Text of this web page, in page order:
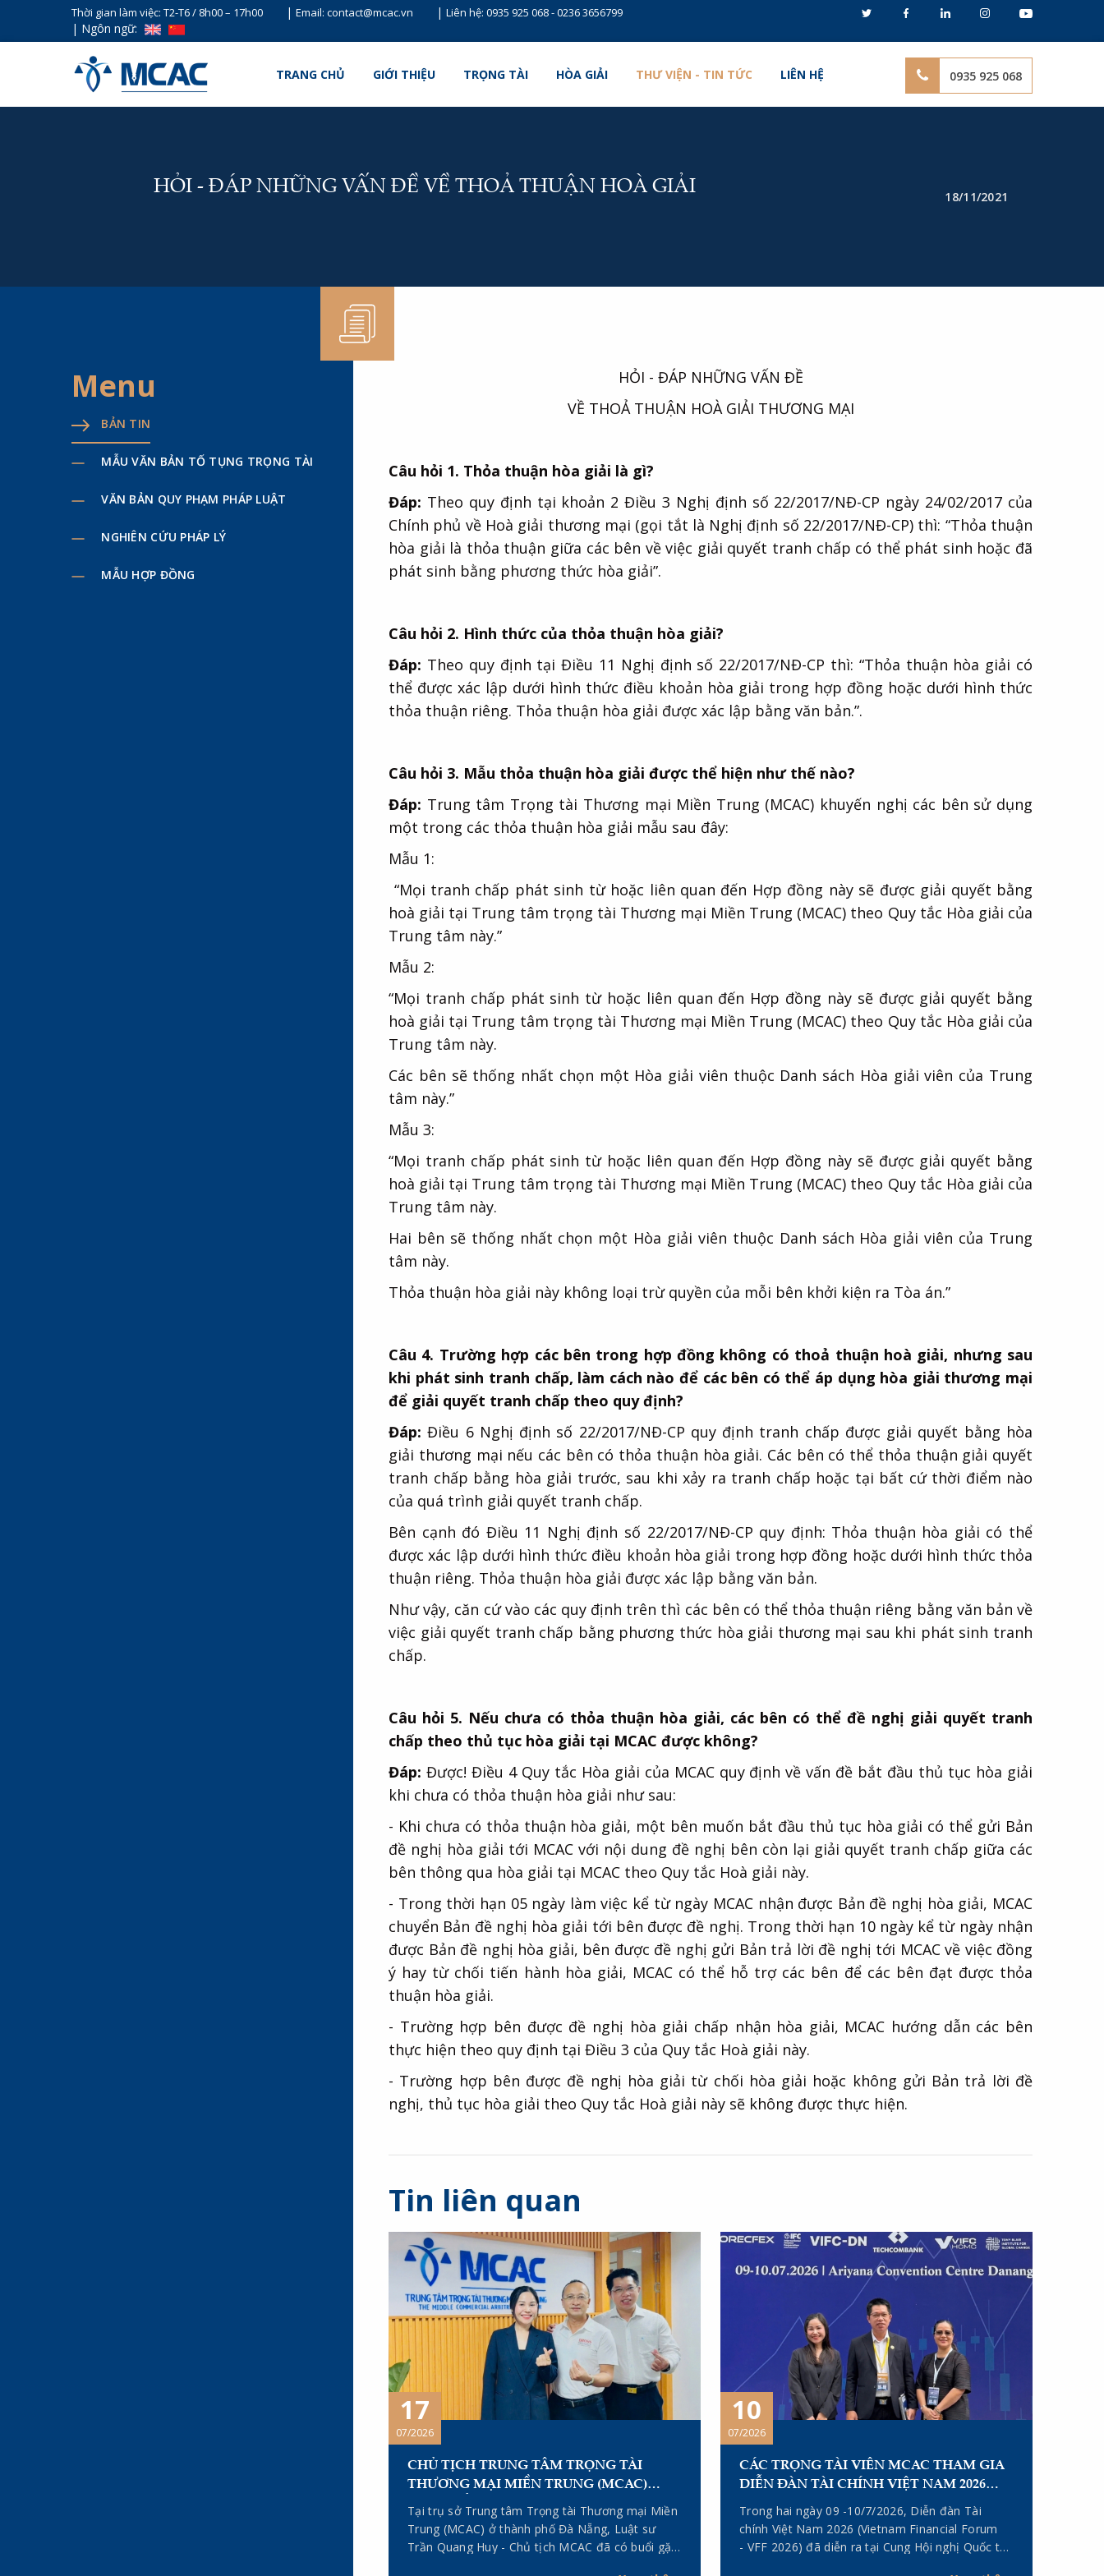
Thời gian làm việc: T2-T6 / 8h00 – 17h00 | Email: contact@mcac.vn | Liên hệ: 0935 925 068-0236 3656799
| Ngôn ngữ:
TRANG CHỦ GIỚI THIỆU TRỌNG TÀI HÒA GIẢI THƯ VIỆN - TIN TỨC LIÊN HỆ 0935 925 068
HỎI - ĐÁP NHỮNG VẤN ĐỀ VỀ THOẢ THUẬN HOÀ GIẢI 18/11/2021
Menu
BẢN TIN
MẪU VĂN BẢN TỐ TỤNG TRỌNG TÀI
VĂN BẢN QUY PHẠM PHÁP LUẬT
NGHIÊN CỨU PHÁP LÝ
MẪU HỢP ĐỒNG
HỎI - ĐÁP NHỮNG VẤN ĐỀ
VỀ THOẢ THUẬN HOÀ GIẢI THƯƠNG MẠI
Câu hỏi 1. Thỏa thuận hòa giải là gì?
Đáp: Theo quy định tại khoản 2 Điều 3 Nghị định số 22/2017/NĐ-CP ngày 24/02/2017 của
Chính phủ về Hoà giải thương mại (gọi tắt là Nghị định số 22/2017/NĐ-CP) thì: “Thỏa thuận
hòa giải là thỏa thuận giữa các bên về việc giải quyết tranh chấp có thể phát sinh hoặc đã
phát sinh bằng phương thức hòa giải”.
Câu hỏi 2. Hình thức của thỏa thuận hòa giải?
Đáp: Theo quy định tại Điều 11 Nghị định số 22/2017/NĐ-CP thì: “Thỏa thuận hòa giải có
thể được xác lập dưới hình thức điều khoản hòa giải trong hợp đồng hoặc dưới hình thức
thỏa thuận riêng. Thỏa thuận hòa giải được xác lập bằng văn bản.”.
Câu hỏi 3. Mẫu thỏa thuận hòa giải được thể hiện như thế nào?
Đáp: Trung tâm Trọng tài Thương mại Miền Trung (MCAC) khuyến nghị các bên sử dụng
một trong các thỏa thuận hòa giải mẫu sau đây:
Mẫu 1:
“Mọi tranh chấp phát sinh từ hoặc liên quan đến Hợp đồng này sẽ được giải quyết bằng
hoà giải tại Trung tâm trọng tài Thương mại Miền Trung (MCAC) theo Quy tắc Hòa giải của
Trung tâm này.”
Mẫu 2:
“Mọi tranh chấp phát sinh từ hoặc liên quan đến Hợp đồng này sẽ được giải quyết bằng
hoà giải tại Trung tâm trọng tài Thương mại Miền Trung (MCAC) theo Quy tắc Hòa giải của
Trung tâm này.
Các bên sẽ thống nhất chọn một Hòa giải viên thuộc Danh sách Hòa giải viên của Trung
tâm này.”
Mẫu 3:
“Mọi tranh chấp phát sinh từ hoặc liên quan đến Hợp đồng này sẽ được giải quyết bằng
hoà giải tại Trung tâm trọng tài Thương mại Miền Trung (MCAC) theo Quy tắc Hòa giải của
Trung tâm này.
Hai bên sẽ thống nhất chọn một Hòa giải viên thuộc Danh sách Hòa giải viên của Trung
tâm này.
Thỏa thuận hòa giải này không loại trừ quyền của mỗi bên khởi kiện ra Tòa án.”
Câu 4. Trường hợp các bên trong hợp đồng không có thoả thuận hoà giải, nhưng sau
khi phát sinh tranh chấp, làm cách nào để các bên có thể áp dụng hòa giải thương mại
để giải quyết tranh chấp theo quy định?
Đáp: Điều 6 Nghị định số 22/2017/NĐ-CP quy định tranh chấp được giải quyết bằng hòa
giải thương mại nếu các bên có thỏa thuận hòa giải. Các bên có thể thỏa thuận giải quyết
tranh chấp bằng hòa giải trước, sau khi xảy ra tranh chấp hoặc tại bất cứ thời điểm nào
của quá trình giải quyết tranh chấp.
Bên cạnh đó Điều 11 Nghị định số 22/2017/NĐ-CP quy định: Thỏa thuận hòa giải có thể
được xác lập dưới hình thức điều khoản hòa giải trong hợp đồng hoặc dưới hình thức thỏa
thuận riêng. Thỏa thuận hòa giải được xác lập bằng văn bản.
Như vậy, căn cứ vào các quy định trên thì các bên có thể thỏa thuận riêng bằng văn bản về
việc giải quyết tranh chấp bằng phương thức hòa giải thương mại sau khi phát sinh tranh
chấp.
Câu hỏi 5. Nếu chưa có thỏa thuận hòa giải, các bên có thể đề nghị giải quyết tranh
chấp theo thủ tục hòa giải tại MCAC được không?
Đáp: Được! Điều 4 Quy tắc Hòa giải của MCAC quy định về vấn đề bắt đầu thủ tục hòa giải
khi chưa có thỏa thuận hòa giải như sau:
- Khi chưa có thỏa thuận hòa giải, một bên muốn bắt đầu thủ tục hòa giải có thể gửi Bản
đề nghị hòa giải tới MCAC với nội dung đề nghị bên còn lại giải quyết tranh chấp giữa các
bên thông qua hòa giải tại MCAC theo Quy tắc Hoà giải này.
- Trong thời hạn 05 ngày làm việc kể từ ngày MCAC nhận được Bản đề nghị hòa giải, MCAC
chuyển Bản đề nghị hòa giải tới bên được đề nghị. Trong thời hạn 10 ngày kể từ ngày nhận
được Bản đề nghị hòa giải, bên được đề nghị gửi Bản trả lời đề nghị tới MCAC về việc đồng
ý hay từ chối tiến hành hòa giải, MCAC có thể hỗ trợ các bên để các bên đạt được thỏa
thuận hòa giải.
- Trường hợp bên được đề nghị hòa giải chấp nhận hòa giải, MCAC hướng dẫn các bên
thực hiện theo quy định tại Điều 3 của Quy tắc Hoà giải này.
- Trường hợp bên được đề nghị hòa giải từ chối hòa giải hoặc không gửi Bản trả lời đề
nghị, thủ tục hòa giải theo Quy tắc Hoà giải này sẽ không được thực hiện.
Tin liên quan
17
07/2026
CHỦ TỊCH TRUNG TÂM TRỌNG TÀI
THƯƠNG MẠI MIỀN TRUNG (MCAC)
TRAO ĐỔI, LÀM VIỆC VỚI CÁC TRƯỞNG
VĂN PHÒNG ĐẠI DIỆN TẠI TP. HÀ NỘI VÀ
TP. HỒ CHÍ MINH
Tại trụ sở Trung tâm Trọng tài Thương mại Miền
Trung (MCAC) ở thành phố Đà Nẵng, Luật sư
Trần Quang Huy - Chủ tịch MCAC đã có buổi gặp
10
07/2026
CÁC TRỌNG TÀI VIÊN MCAC THAM GIA
DIỄN ĐÀN TÀI CHÍNH VIỆT NAM 2026
(VIETNAM FINANCIAL FORUM – VFF
2026)
Trong hai ngày 09 -10/7/2026, Diễn đàn Tài
chính Việt Nam 2026 (Vietnam Financial Forum
- VFF 2026) đã diễn ra tại Cung Hội nghị Quốc tế